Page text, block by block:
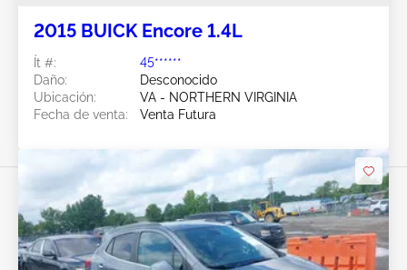
2015 BUICK Encore 1.4L
Ít #:
45******
Daño:
Desconocido
Ubicación:
VA - NORTHERN VIRGINIA
Fecha de venta:
Venta Futura